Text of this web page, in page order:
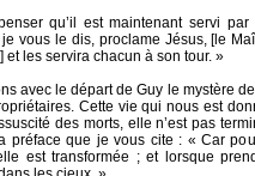
qu’il est maintenant servi
je vous le dis, proclame Jésus, [le
et les servira chacun à son tour. »
avec le départ de Guy le mystère
Cette vie qui nous est
des morts, elle n’est pas
préface que je vous cite : « Car
est transformée ; et lorsque